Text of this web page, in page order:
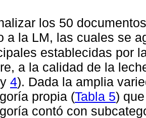
los 50
a la LM, las cuales se
establecidas por
a la calidad de la
y 4). Dada la amplia
propia (Tabla 5)
contó con